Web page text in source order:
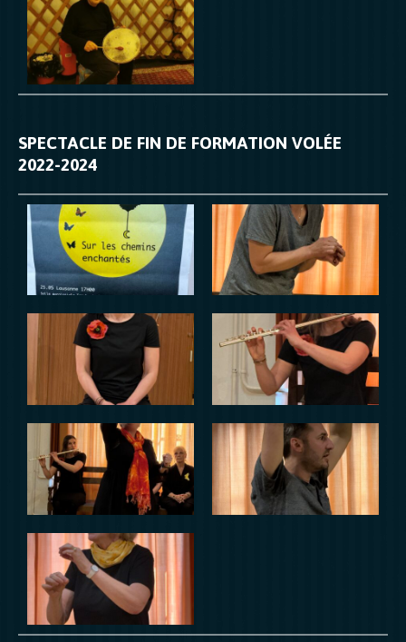
SPECTACLE DE FIN DE FORMATION VOLÉE
2022-2024